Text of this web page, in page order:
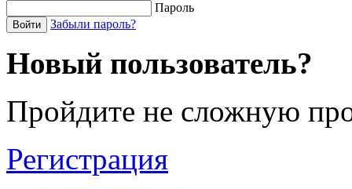
Пароль
Войти Забыли пароль?
Новый пользователь?
Пройдите не сложную
Регистрация